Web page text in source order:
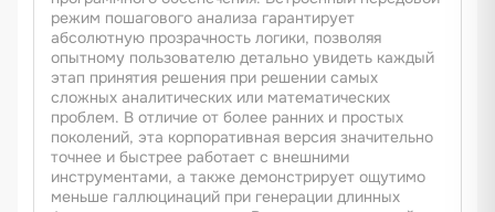
режим пошагового анализа гарантирует
абсолютную прозрачность логики, позволяя
опытному пользователю детально увидеть каждый
этап принятия решения при решении самых
сложных аналитических или математических
проблем. В отличие от более ранних и простых
поколений, эта корпоративная версия значительно
точнее и быстрее работает с внешними
инструментами, а также демонстрирует ощутимо
меньше галлюцинаций при генерации длинных